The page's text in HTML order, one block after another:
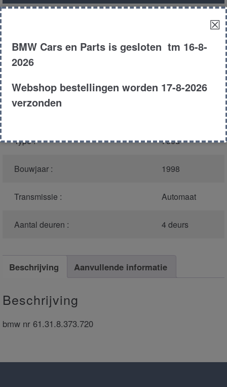
Kleur :
363 biarritz
Carroserie : Sedan
Type : 730d
Bouwjaar : 1998
Transmissie : Automaat
Aantal deuren : 4 deurs
Beschrijving Aanvullende informatie
Beschrijving
bmw nr 61.31.8.373.720
☒
BMW Cars en Parts is gesloten tm 16-8-
2026
Webshop bestellingen worden 17-8-2026
verzonden